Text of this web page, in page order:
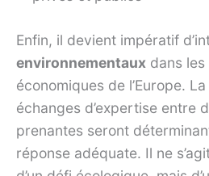
Enfin, il devient impératif
environnementaux dans
économiques de l’Europe.
échanges d’expertise entre
prenantes seront
réponse adéquate. Il ne